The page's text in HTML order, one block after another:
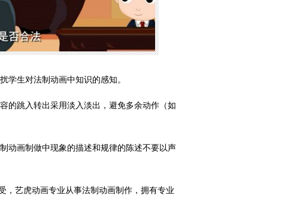
学生对法制动画中知识的感知。
的跳入转出采用淡入淡出，避免多余动作（如
动画制做中现象的描述和规律的陈述不要以声
，艺虎动画专业从事法制动画制作，拥有专业